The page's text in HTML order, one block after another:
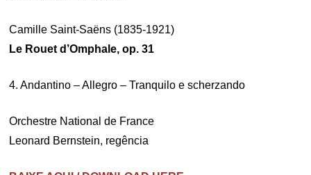
Camille Saint-Saëns (1835-1921)
Le Rouet d’Omphale, op. 31
4. Andantino – Allegro – Tranquilo e scherzando
Orchestre National de France
Leonard Bernstein, regência